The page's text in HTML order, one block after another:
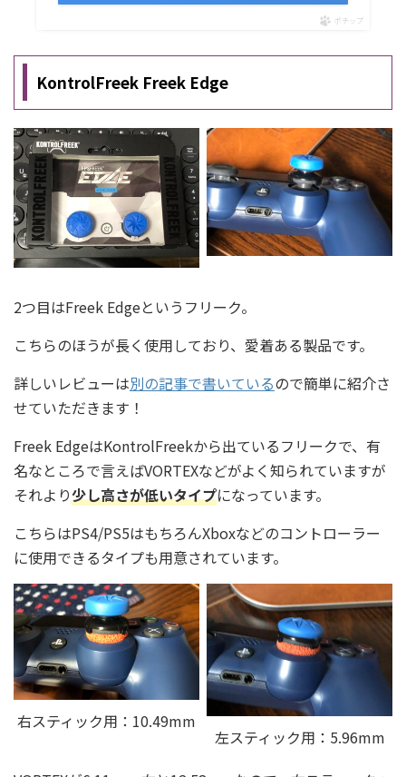
ポチップ
KontrolFreek Freek Edge
2つ目はFreek Edgeというフリーク。
こちらのほうが長く使用しており、愛着ある製品です。
詳しいレビューは別の記事で書いているので簡単に紹介さ
せていただきます！
Freek EdgeはKontrolFreekから出ているフリークで、有
名なところで言えばVORTEXなどがよく知られていますが
それより少し高さが低いタイプになっています。
こちらはPS4/PS5はもちろんXboxなどのコントローラー
に使用できるタイプも用意されています。
右スティック用：10.49mm
左スティック用：5.96mm